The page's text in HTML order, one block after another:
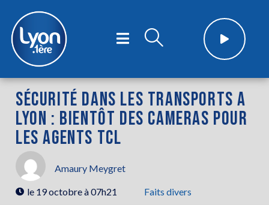
SÉCURITÉ DANS LES TRANSPORTS A
LYON : BIENTÔT DES CAMERAS POUR
LES AGENTS TCL
Amaury Meygret
le 19 octobre à 07h21 Faits divers